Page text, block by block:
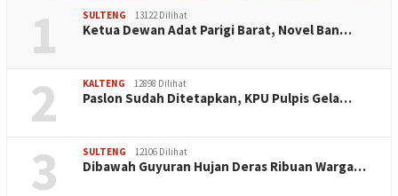
1 SULTENG 13122 Dilihat
Ketua Dewan Adat Parigi Barat, Novel Ban…
2 KALTENG 12898 Dilihat
Paslon Sudah Ditetapkan, KPU Pulpis Gela…
3 SULTENG 12106 Dilihat
Dibawah Guyuran Hujan Deras Ribuan Warga…